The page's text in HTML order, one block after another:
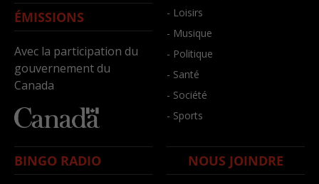
ÉMISSIONS
Avec la participation du
gouvernement du
Canada
- Loisirs
- Musique
- Politique
- Santé
- Société
- Sports
BINGO RADIO NOUS JOINDRE